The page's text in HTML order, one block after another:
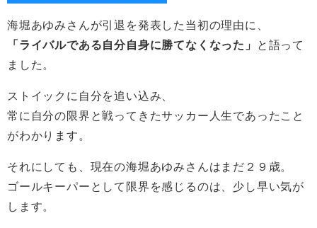
海堀あゆみさんが引退を発表した当初の理由に、
「ライバルである自分自身に勝てなくなった」
と語って
ました。
ストイックに自分を追い込み、
常に自分の限界と戦ってきたサッカー人生であったこと
がわかります。
それにしても、現在の海堀あゆみさんはまだ２９歳。
ゴールキーパーとして限界を感じるのは、少し早い気が
します。